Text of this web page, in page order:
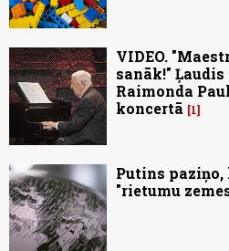
VIDEO.
sanāk!"
Raimonda
koncertā
1
Putins paziņo,
"rietumu